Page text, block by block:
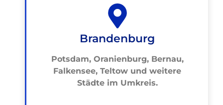
Brandenburg
Potsdam, Oranienburg, Bernau,
Falkensee, Teltow und weitere
Städte im Umkreis.